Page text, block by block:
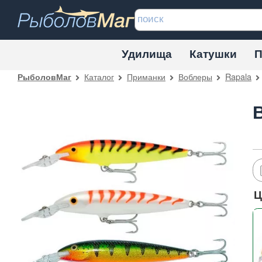
Удилища Катушки
РыболовМаг Каталог Приманки Воблеры Rapala